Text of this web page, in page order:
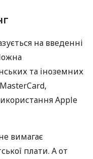
на введенні
та іноземних
Apple
вимагає
плати. А от